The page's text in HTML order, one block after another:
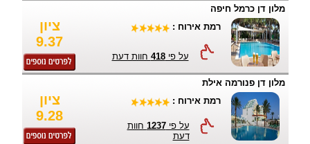
מלון דן כרמל חיפה
ציון
9.37
רמת אירוח :
על פי418 חוות דעת
מלון דן פנורמה אילת
ציון
9.28
רמת אירוח :
על פי1237 חוות
דעת